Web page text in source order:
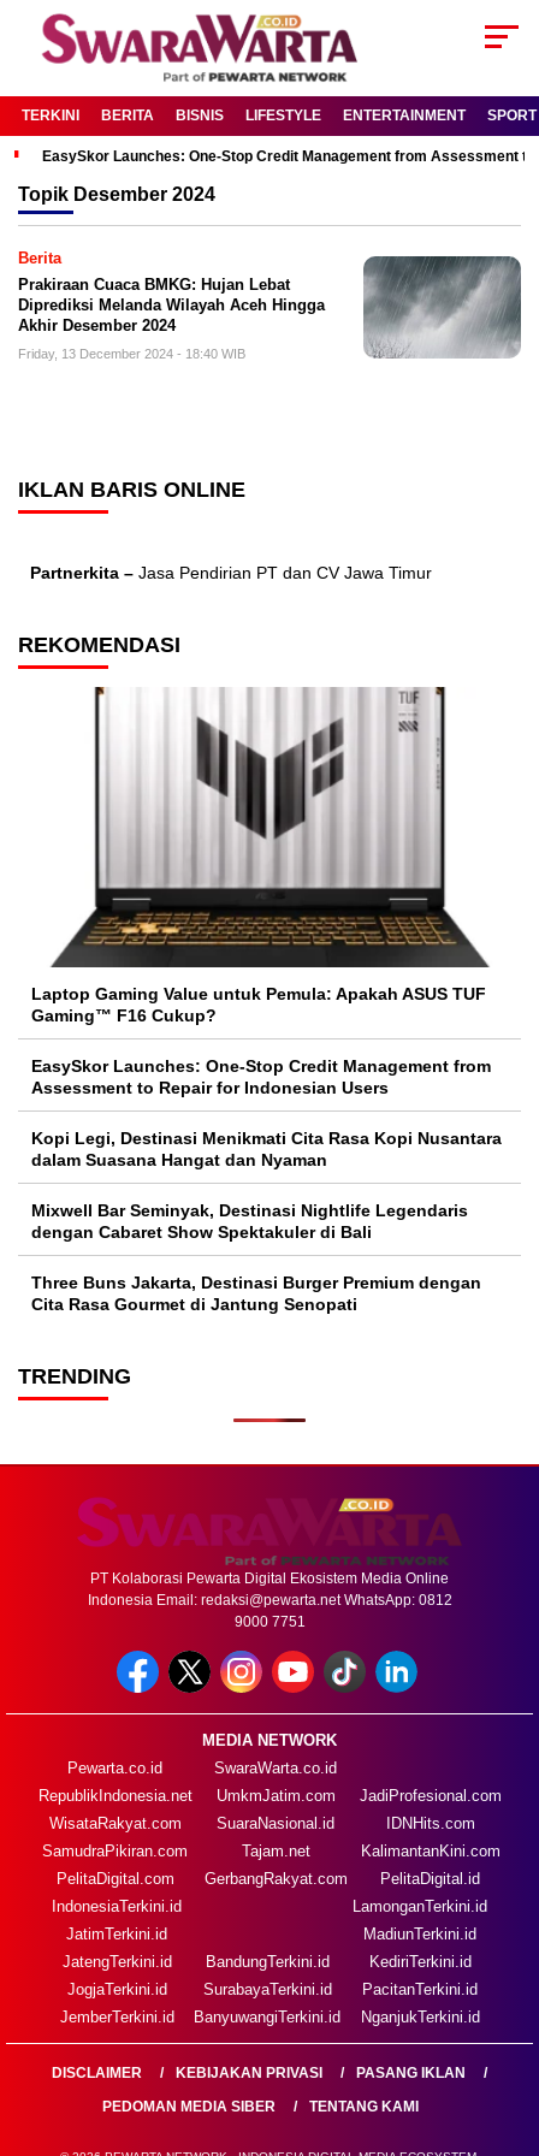
TERKINI BERITA BISNIS LIFESTYLE ENTERTAINMENT SPORT
EasySkor Launches: One-Stop Credit Management from Assessment
Topik Desember 2024
Berita
Prakiraan Cuaca BMKG: Hujan Lebat
Diprediksi Melanda Wilayah Aceh Hingga
Akhir Desember 2024
Friday, 13 December 2024 - 18:40 WIB
IKLAN BARIS ONLINE
Partnerkita – Jasa Pendirian PT dan CV Jawa Timur
REKOMENDASI
Laptop Gaming Value untuk Pemula: Apakah ASUS TUF
Gaming™ F16 Cukup?
EasySkor Launches: One-Stop Credit Management from
Assessment to Repair for Indonesian Users
Kopi Legi, Destinasi Menikmati Cita Rasa Kopi Nusantara
dalam Suasana Hangat dan Nyaman
Mixwell Bar Seminyak, Destinasi Nightlife Legendaris
dengan Cabaret Show Spektakuler di Bali
Three Buns Jakarta, Destinasi Burger Premium dengan
Cita Rasa Gourmet di Jantung Senopati
TRENDING
PT Kolaborasi Pewarta Digital Ekosistem Media Online
Indonesia Email: redaksi@pewarta.netWhatsApp: 0812
9000 7751
MEDIA NETWORK
Pewarta.co.id
RepublikIndonesia.net
WisataRakyat.com
SamudraPikiran.com
PelitaDigital.com
SwaraWarta.co.id
UmkmJatim.com
SuaraNasional.id
Tajam.net
GerbangRakyat.com
JadiProfesional.com
IDNHits.com
KalimantanKini.com
PelitaDigital.id
IndonesiaTerkini.id
JatimTerkini.id
JatengTerkini.id
JogjaTerkini.id
JemberTerkini.id
BandungTerkini.id
SurabayaTerkini.id
BanyuwangiTerkini.id
LamonganTerkini.id
MadiunTerkini.id
KediriTerkini.id
PacitanTerkini.id
NganjukTerkini.id
DISCLAIMER KEBIJAKAN PRIVASI
PASANG IKLAN
PEDOMAN MEDIA SIBER
TENTANG KAMI